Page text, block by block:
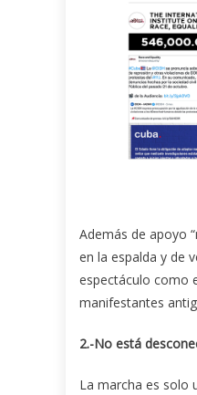
Además de apoyo
en la espalda y de
espectáculo como
manifestantes
2.-No está
La marcha es solo